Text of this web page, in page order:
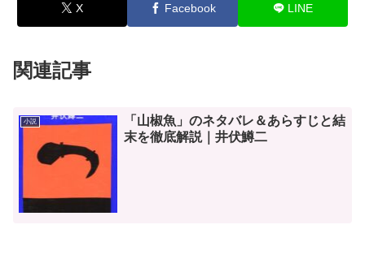
X Facebook LINE
関連記事
小説
「山椒魚」のネタバレ＆あらすじと結
末を徹底解説｜井伏鱒二